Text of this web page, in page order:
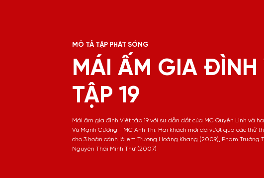
MÔ TẢ TẬP PHÁT SÓNG
MÁI ẤM GIA ĐÌNH
TẬP 19
Mái ấm gia đình Việt tập 19 với sự dẫn dắt của MC Quyền Linh và
Vũ Mạnh Cường - MC Anh Thi. Hai khách mời đã vượt qua các thử
cho 3 hoàn cảnh là em Trương Hoàng Khang (2009), Phạm Trường
Nguyễn Thái Minh Thư (2007)